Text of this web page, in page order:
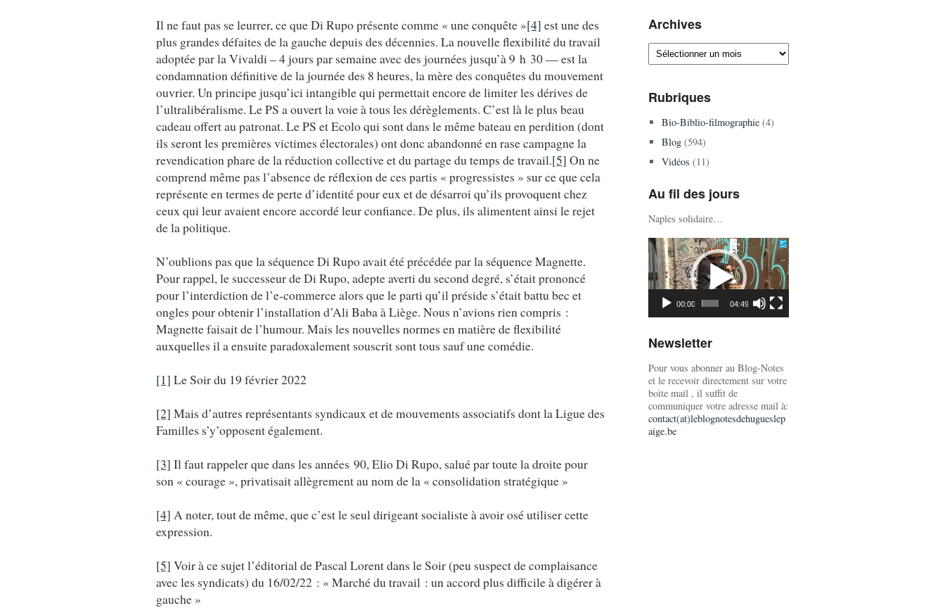
Il ne faut pas se leurrer, ce que Di Rupo présente comme « une conquête »[4] est une des
plus grandes défaites de la gauche depuis des décennies. La nouvelle flexibilité du travail
adoptée par la Vivaldi – 4 jours par semaine avec des journées jusqu’à 9 h 30 — est la
condamnation définitive de la journée des 8 heures, la mère des conquêtes du mouvement
ouvrier. Un principe jusqu’ici intangible qui permettait encore de limiter les dérives de
l’ultralibéralisme. Le PS a ouvert la voie à tous les dérèglements. C’est là le plus beau
cadeau offert au patronat. Le PS et Ecolo qui sont dans le même bateau en perdition (dont
ils seront les premières victimes électorales) ont donc abandonné en rase campagne la
revendication phare de la réduction collective et du partage du temps de travail.[5] On ne
comprend même pas l’absence de réflexion de ces partis « progressistes » sur ce que cela
représente en termes de perte d’identité pour eux et de désarroi qu’ils provoquent chez
ceux qui leur avaient encore accordé leur confiance. De plus, ils alimentent ainsi le rejet
de la politique.
N’oublions pas que la séquence Di Rupo avait été précédée par la séquence Magnette.
Pour rappel, le successeur de Di Rupo, adepte averti du second degré, s’était prononcé
pour l’interdiction de l’e-commerce alors que le parti qu’il préside s’était battu bec et
ongles pour obtenir l’installation d’Ali Baba à Liège. Nous n’avions rien compris :
Magnette faisait de l’humour. Mais les nouvelles normes en matière de flexibilité
auxquelles il a ensuite paradoxalement souscrit sont tous sauf une comédie.
[1] Le Soir du 19 février 2022
[2] Mais d’autres représentants syndicaux et de mouvements associatifs dont la Ligue des
Familles s’y’opposent également.
[3] Il faut rappeler que dans les années 90, Elio Di Rupo, salué par toute la droite pour
son « courage », privatisait allègrement au nom de la « consolidation stratégique »
[4] A noter, tout de même, que c’est le seul dirigeant socialiste à avoir osé utiliser cette
expression.
[5] Voir à ce sujet l’éditorial de Pascal Lorent dans le Soir (peu suspect de complaisance
avec les syndicats) du 16/02/22 : « Marché du travail : un accord plus difficile à digérer à
gauche »
Archives
Archives
Rubriques
Bio-Biblio-filmographie(4)
Blog(594)
Vidéos (11)
Au fil des jours
Naples solidaire…
Lecteur
vidéo
00:00 04:49
Newsletter
Pour vous abonner au Blog-Notes
et le recevoir directement sur votre
boite mail , il suffit de
communiquer votre adresse mail à:
contact(at)leblognotesdehugueslep
aige.be